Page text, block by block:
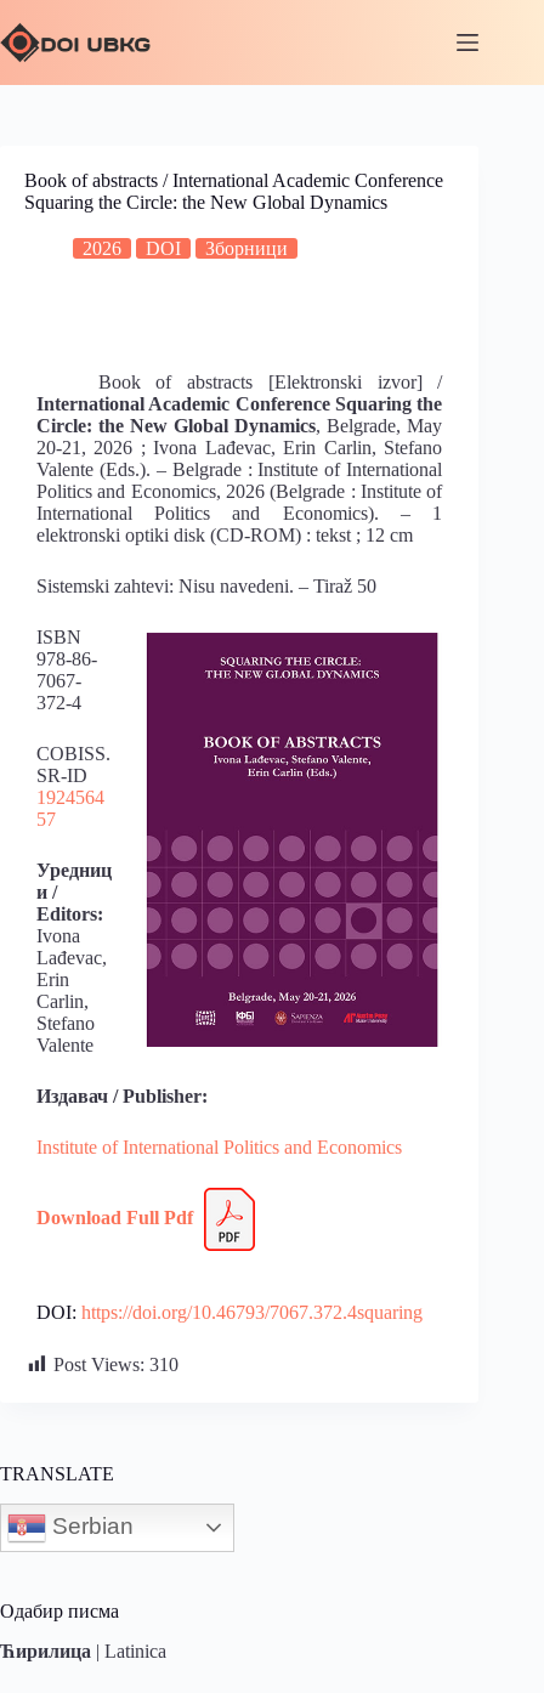
Book of abstracts / International Academic Conference
Squaring the Circle: the New Global Dynamics
2026 DOI Зборници
Book of abstracts [Elektronski izvor] /
International Academic Conference Squaring the
Circle: the New Global Dynamics, Belgrade, May
20-21, 2026 ; Ivona Lađevac, Erin Carlin, Stefano
Valente (Eds.). – Belgrade : Institute of International
Politics and Economics, 2026 (Belgrade : Institute of
International Politics and Economics). – 1
elektronski optiki disk (CD-ROM) : tekst ; 12 cm
Sistemski zahtevi: Nisu navedeni. – Tiraž 50
ISBN
978-86-
7067-
372-4
COBISS.
SR-ID
1924564
57
Уредниц
и /
Editors:
Ivona
Lađevac,
Erin
Carlin,
Stefano
Valente
Издавач / Publisher:
Institute of International Politics and Economics
Download Full Pdf
DOI: https://doi.org/10.46793/7067.372.4squaring
Post Views: 310
TRANSLATE
Serbian
Одабир писма
Ћирилица | Latinica